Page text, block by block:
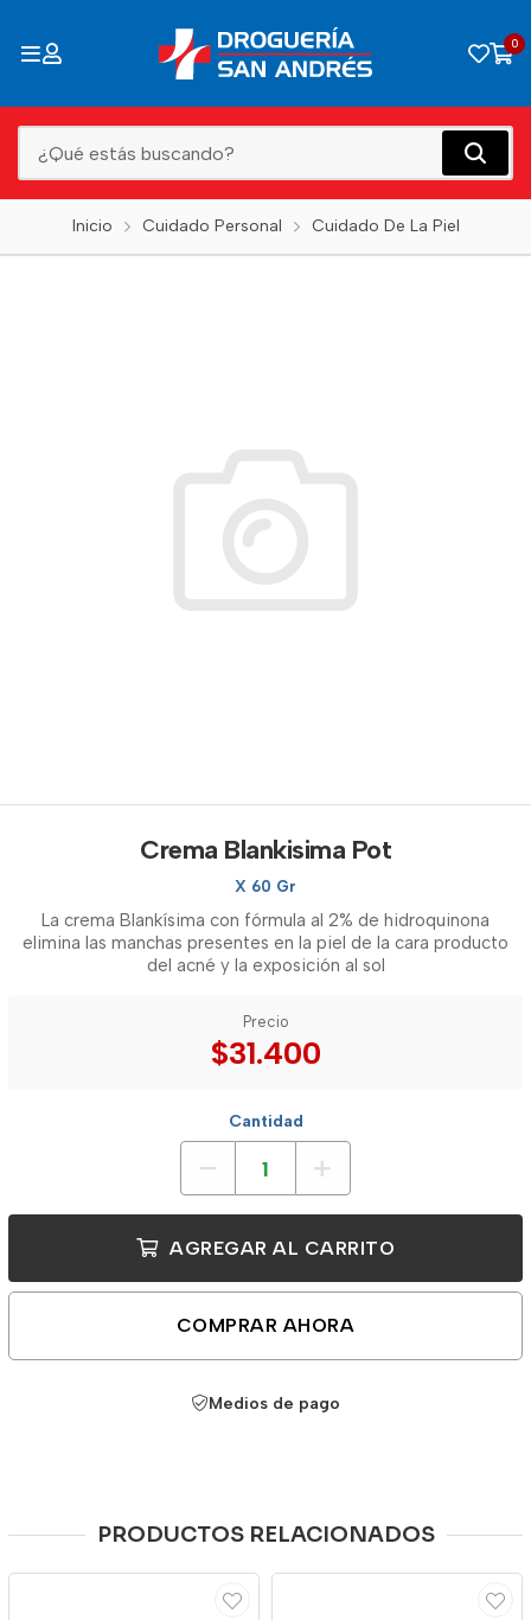
0
Inicio Cuidado Personal Cuidado De La Piel
Crema Blankisima Pot
X 60 Gr
La crema Blankísima con fórmula al 2% de hidroquinona
elimina las manchas presentes en la piel de la cara producto
del acné y la exposición al sol
Precio
$31.400
Cantidad
AGREGAR AL CARRITO
COMPRAR AHORA
Medios de pago
PRODUCTOS RELACIONADOS